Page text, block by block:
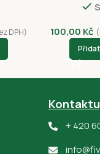
DPH)
100,00 Kč (
+ 420